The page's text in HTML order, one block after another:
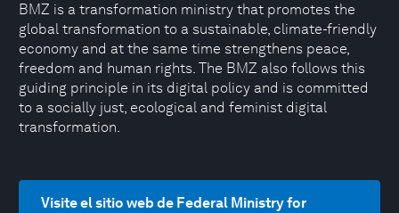
BMZ is a transformation ministry that promotes the
global transformation to a sustainable, climate-friendly
economy and at the same time strengthens peace,
freedom and human rights. The BMZ also follows this
guiding principle in its digital policy and is committed
to a socially just, ecological and feminist digital
transformation.
Visite el sitio web de Federal Ministry for